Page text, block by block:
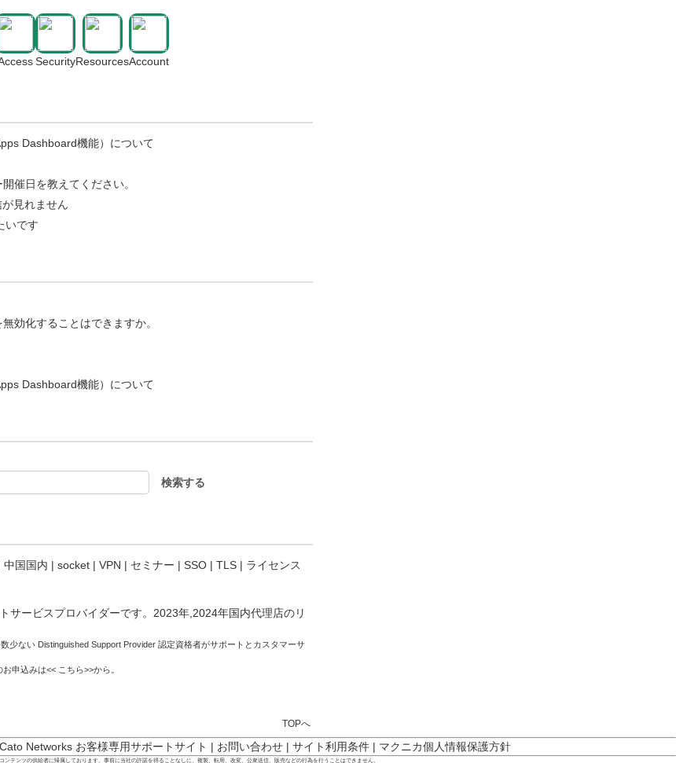
SecurityResourcesAccount
Dashboard機能）について
催日を教えてください。
見れません
いです
効化することはできますか。
Dashboard機能）について
中国国内 | socket | VPN | セミナー | SSO | TLS | ライセンス
少ない Distinguished Support Provider 認定資格者がサポートとカスタマーサ
お申込みは<< こちら>>から。
TOPへ
Cato Networks お客様専用サポートサイト | お問い合わせ| サイト利用条件| マクニカ個人情報保護方針
ンテンツの供給者に帰属しております。事前に当社の許諾を得ることなしに、複製、転用、改変、公衆送信、販売などの行為を行うことはできません。